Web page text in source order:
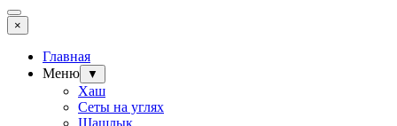
×
Главная
Меню
▼
Хаш
Сеты на углях
Шашлык